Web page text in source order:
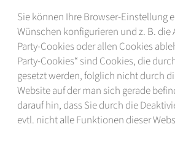
Sie können Ihre Browser-Einstellung
Wünschen konfigurieren und z. B.
Party-Cookies oder allen Cookies
Party-Cookies“ sind Cookies, die
gesetzt werden, folglich nicht durch
Website auf der man sich gerade
darauf hin, dass Sie durch die
evtl. nicht alle Funktionen dieser